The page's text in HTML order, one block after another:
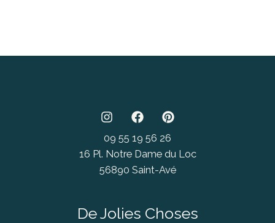
09 55 19 56 26
16 Pl. Notre Dame du Loc
56890 Saint-Avé
De Jolies Choses